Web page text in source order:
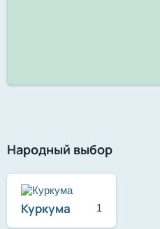
Народный выбор
Куркума 1